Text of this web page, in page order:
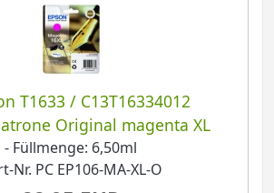
T1633 / C13T16334012
Original magenta XL
- Füllmenge: 6,50ml
Nr. PC EP106-MA-XL-O